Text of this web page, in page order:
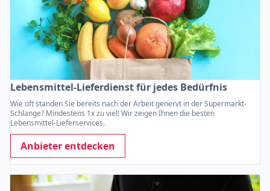
Lebensmittel-Lieferdienst für jedes Bedürfnis
Wie oft standen Sie bereits nach der Arbeit genervt in der Supermarkt-
Schlange? Mindestens 1x zu viel! Wir zeigen Ihnen die besten
Lebensmittel-Lieferservices.
Anbieter entdecken